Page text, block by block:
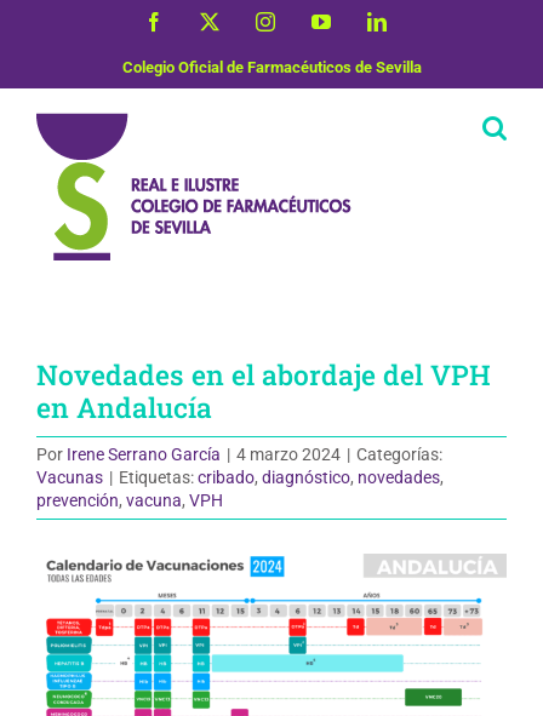
Facebook InstagramYouTubeLinkedIn
Colegio Oficial de Farmacéuticos de Sevilla
Novedades en el abordaje del VPH
en Andalucía
Por Irene Serrano García | 4 marzo 2024 | Categorías:
Vacunas | Etiquetas:cribado, diagnóstico, novedades,
prevención, vacuna, VPH
Ver
imagen
más
grande